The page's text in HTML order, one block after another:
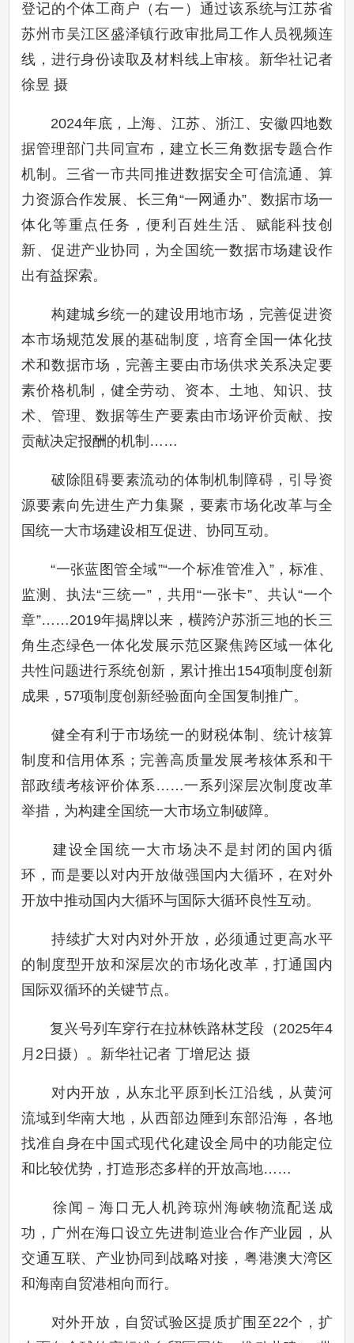
登记的个体工商户（右一）通过该系统与江苏省
苏州市吴江区盛泽镇行政审批局工作人员视频连
线，进行身份读取及材料线上审核。新华社记者
徐昱 摄
2024年底，上海、江苏、浙江、安徽四地数
据管理部门共同宣布，建立长三角数据专题合作
机制。三省一市共同推进数据安全可信流通、算
力资源合作发展、长三角“一网通办”、数据市场一
体化等重点任务，便利百姓生活、赋能科技创
新、促进产业协同，为全国统一数据市场建设作
出有益探索。
构建城乡统一的建设用地市场，完善促进资
本市场规范发展的基础制度，培育全国一体化技
术和数据市场，完善主要由市场供求关系决定要
素价格机制，健全劳动、资本、土地、知识、技
术、管理、数据等生产要素由市场评价贡献、按
贡献决定报酬的机制……
破除阻碍要素流动的体制机制障碍，引导资
源要素向先进生产力集聚，要素市场化改革与全
国统一大市场建设相互促进、协同互动。
“一张蓝图管全域”“一个标准管准入”，标准、
监测、执法“三统一”，共用“一张卡”、共认“一个
章”……2019年揭牌以来，横跨沪苏浙三地的长三
角生态绿色一体化发展示范区聚焦跨区域一体化
共性问题进行系统创新，累计推出154项制度创新
成果，57项制度创新经验面向全国复制推广。
健全有利于市场统一的财税体制、统计核算
制度和信用体系；完善高质量发展考核体系和干
部政绩考核评价体系……一系列深层次制度改革
举措，为构建全国统一大市场立制破障。
建设全国统一大市场决不是封闭的国内循
环，而是要以对内开放做强国内大循环，在对外
开放中推动国内大循环与国际大循环良性互动。
持续扩大对内对外开放，必须通过更高水平
的制度型开放和深层次的市场化改革，打通国内
国际双循环的关键节点。
复兴号列车穿行在拉林铁路林芝段（2025年4
月2日摄）。新华社记者 丁增尼达 摄
对内开放，从东北平原到长江沿线，从黄河
流域到华南大地，从西部边陲到东部沿海，各地
找准自身在中国式现代化建设全局中的功能定位
和比较优势，打造形态多样的开放高地……
徐闻－海口无人机跨琼州海峡物流配送成
功，广州在海口设立先进制造业合作产业园，从
交通互联、产业协同到战略对接，粤港澳大湾区
和海南自贸港相向而行。
对外开放，自贸试验区提质扩围至22个，扩